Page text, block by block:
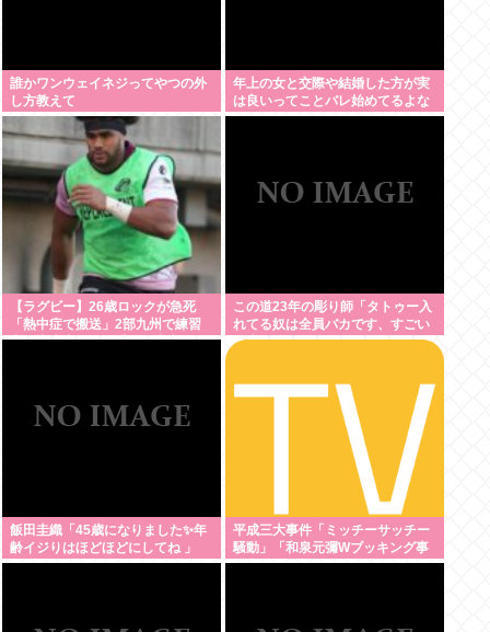
誰かワンウェイネジってやつの外
し方教えて
年上の女と交際や結婚した方が実
は良いってことバレ始めてるよな
【ラグビー】26歳ロックが急死
「熱中症で搬送」2部九州で練習
中、大東大から昨季まで東京SG
この道23年の彫り師「タトゥー入
れてる奴は全員バカです、すごい
民度低い」
飯田圭織「45歳になりました✨年
齢イジりはほどほどにしてね 」
平成三大事件「ミッチーサッチー
騒動」「和泉元彌Wブッキング事
件」あとひとつは？